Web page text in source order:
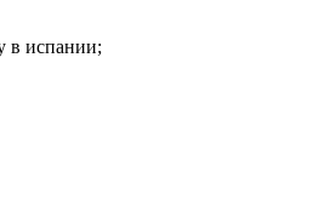
в испании;